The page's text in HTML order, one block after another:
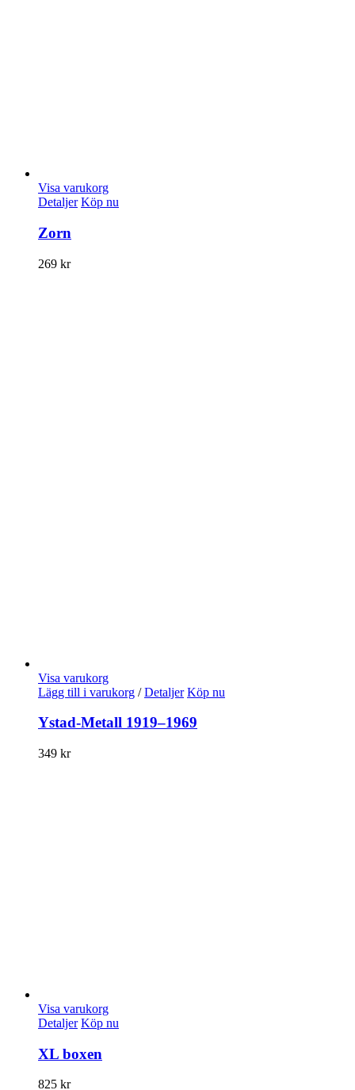
Visa varukorg
Detaljer Köp nu
Zorn
269 kr
Visa varukorg
Lägg till i varukorg / Detaljer Köp nu
Ystad-Metall 1919–1969
349 kr
Visa varukorg
Detaljer Köp nu
XL boxen
825 kr